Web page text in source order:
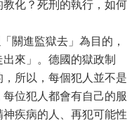
化？死刑的執行，如何
關進監獄去」為目的，
來」。德國的獄政制
所以，每個犯人並不是
每位犯人都會有自己的服
疾病的人、再犯可能性